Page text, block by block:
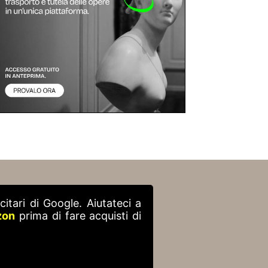
di Google. Aiutateci a
prima di fare acquisti di